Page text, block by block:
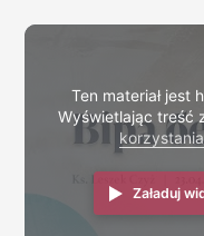
Ten materiał jest
Wyświetlając treść
Załaduj